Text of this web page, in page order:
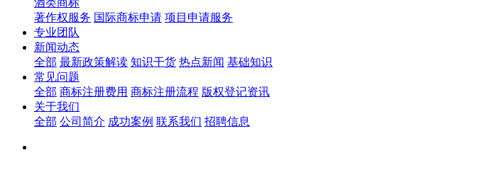
酒类商标
著作权服务 国际商标申请 项目申请服务
专业团队
新闻动态
全部 最新政策解读 知识干货 热点新闻 基础知识
常见问题
全部 商标注册费用 商标注册流程 版权登记资讯
关于我们
全部 公司简介 成功案例 联系我们 招聘信息